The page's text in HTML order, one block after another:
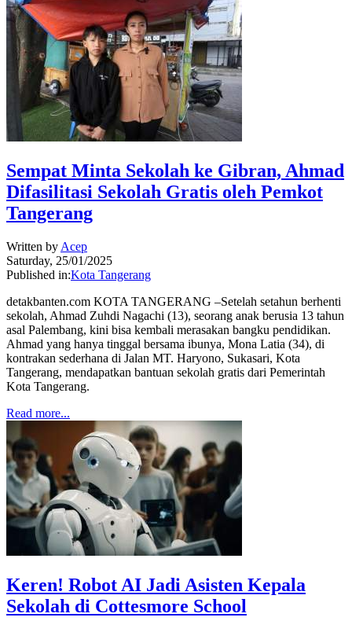
Sempat Minta Sekolah ke Gibran, Ahmad
Difasilitasi Sekolah Gratis oleh Pemkot
Tangerang
Written by Acep
Saturday, 25/01/2025
Published in:Kota Tangerang
detakbanten.com KOTA TANGERANG –Setelah setahun berhenti
sekolah, Ahmad Zuhdi Nagachi (13), seorang anak berusia 13 tahun
asal Palembang, kini bisa kembali merasakan bangku pendidikan.
Ahmad yang hanya tinggal bersama ibunya, Mona Latia (34), di
kontrakan sederhana di Jalan MT. Haryono, Sukasari, Kota
Tangerang, mendapatkan bantuan sekolah gratis dari Pemerintah
Kota Tangerang.
Read more...
Keren! Robot AI Jadi Asisten Kepala
Sekolah di Cottesmore School